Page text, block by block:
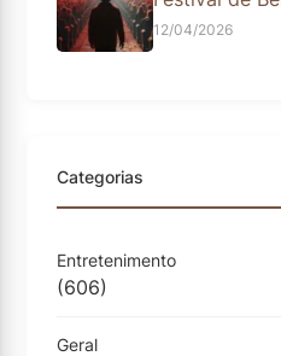
12/04/2026
Categorias
Entretenimento
(606)
Geral